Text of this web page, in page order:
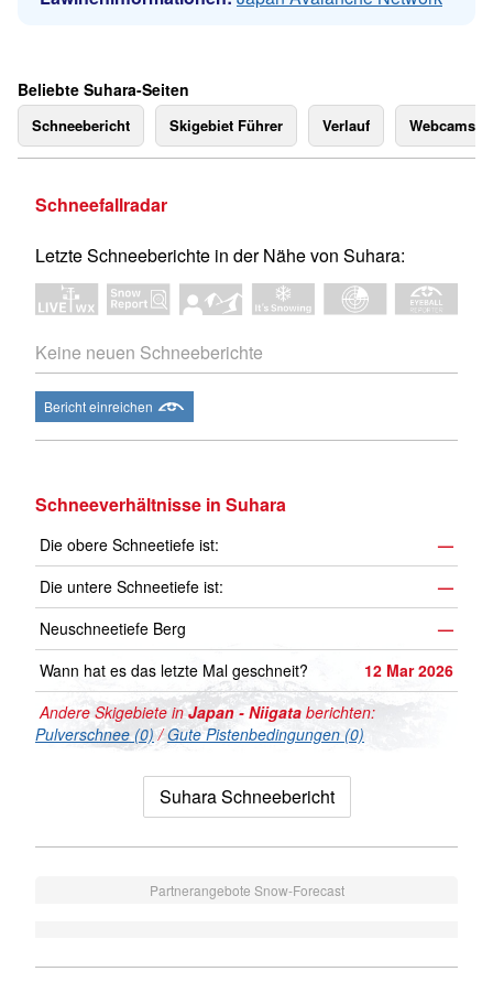
Beliebte Suhara-Seiten
Schneebericht Skigebiet Führer Verlauf Webcams
Schneefallradar
Letzte Schneeberichte in der Nähe von Suhara:
Keine neuen Schneeberichte
Bericht einreichen
Schneeverhältnisse in Suhara
Die obere Schneetiefe ist:
—
Die untere Schneetiefe ist:
—
Neuschneetiefe Berg
—
Wann hat es das letzte Mal geschneit?
12 Mar 2026
Andere Skigebiete inJapan - Niigata berichten:
Pulverschnee (0)/Gute Pistenbedingungen (0)
Suhara Schneebericht
Partnerangebote Snow-Forecast